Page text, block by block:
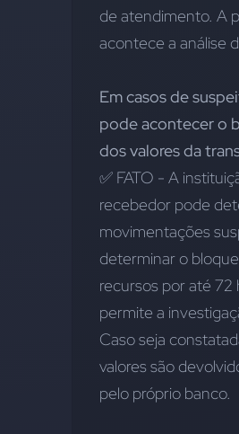
de atendimento. A
acontece a análise
Em casos de
pode acontecer o
dos valores da
✅ FATO - A
recebedor pode
movimentações
determinar o
recursos por até 72
permite a
Caso seja
valores são
pelo próprio banco.